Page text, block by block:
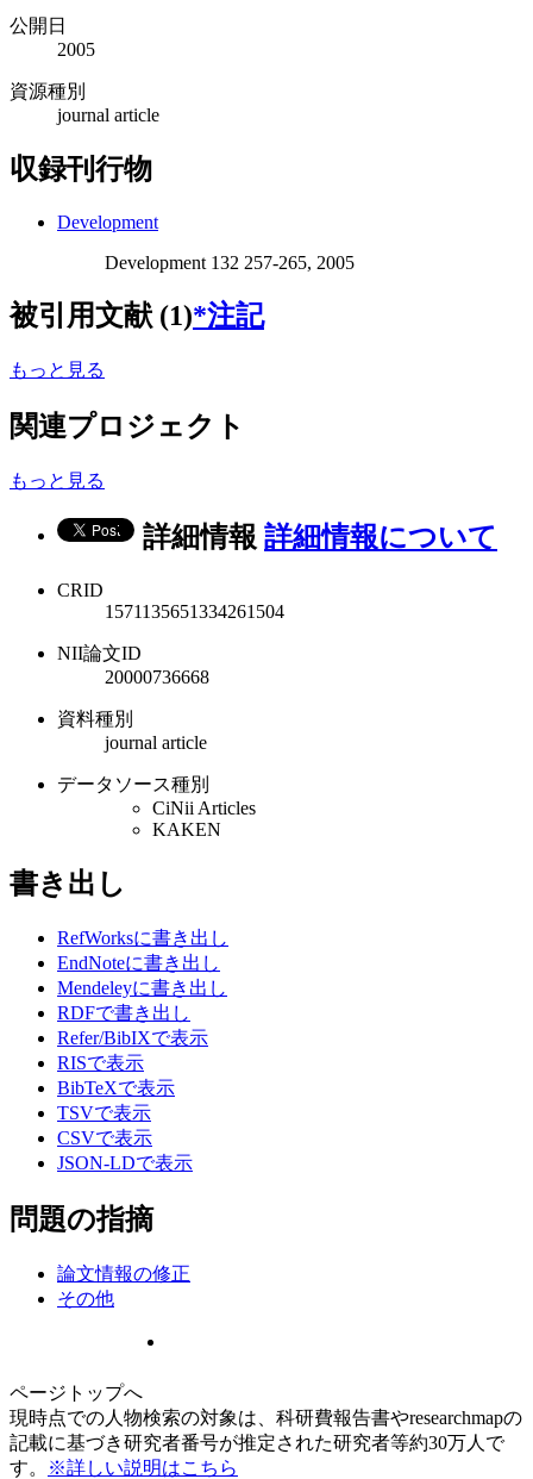
公開日
2005
資源種別
journal article
収録刊行物
Development
Development 132 257-265, 2005
被引用文献 (1)*注記
もっと見る
関連プロジェクト
もっと見る
詳細情報 詳細情報について
CRID
1571135651334261504
NII論文ID
20000736668
資料種別
journal article
データソース種別
CiNii Articles
KAKEN
書き出し
RefWorksに書き出し
EndNoteに書き出し
Mendeleyに書き出し
RDFで書き出し
Refer/BibIXで表示
RISで表示
BibTeXで表示
TSVで表示
CSVで表示
JSON-LDで表示
問題の指摘
論文情報の修正
その他
ページトップへ
現時点での人物検索の対象は、科研費報告書やresearchmapの
記載に基づき研究者番号が推定された研究者等約30万人で
す。
※詳しい説明はこちら